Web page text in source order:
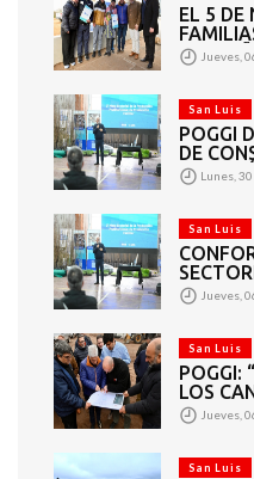
EL 5 DE
ELJueves,
San Luis
POGGI
DE
Lunes,
San Luis
Jueves,
San Luis
POGGI:
LOS
Jueves,
San Luis